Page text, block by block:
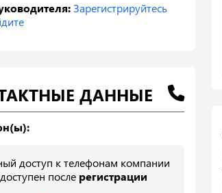
Зарегистрируйтесь
ДАННЫЕ
доступ к телефонам компании
доступен после регистрации